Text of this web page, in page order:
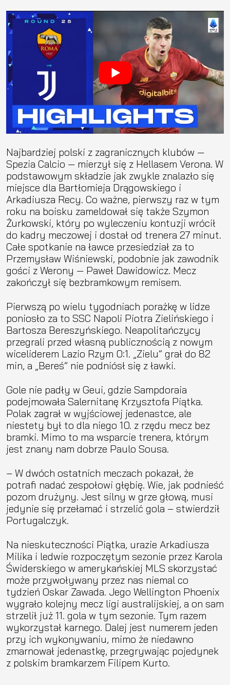
Najbardziej polski z zagranicznych klubów —
Spezia Calcio — mierzył się z Hellasem Verona. W
podstawowym składzie jak zwykle znalazło się
miejsce dla Bartłomieja Drągowskiego i
Arkadiusza Recy. Co ważne, pierwszy raz w tym
roku na boisku zameldował się także Szymon
Żurkowski, który po wyleczeniu kontuzji wrócił
do kadry meczowej i dostał od trenera 27 minut.
Całe spotkanie na ławce przesiedział za to
Przemysław Wiśniewski, podobnie jak zawodnik
gości z Werony — Paweł Dawidowicz. Mecz
zakończył się bezbramkowym remisem.
Pierwszą po wielu tygodniach porażkę w lidze
poniosło za to SSC Napoli Piotra Zielińskiego i
Bartosza Bereszyńskiego. Neapolitańczycy
przegrali przed własną publicznością z nowym
wiceliderem Lazio Rzym 0:1. „Zielu” grał do 82
min, a „Bereś” nie podniósł się z ławki.
Gole nie padły w Geui, gdzie Sampdoraia
podejmowała Salernitanę Krzysztofa Piątka.
Polak zagrał w wyjściowej jedenastce, ale
niestety był to dla niego 10. z rzędu mecz bez
bramki. Mimo to ma wsparcie trenera, którym
jest znany nam dobrze Paulo Sousa.
– W dwóch ostatnich meczach pokazał, że
potrafi nadać zespołowi głębię. Wie, jak podnieść
pozom drużyny. Jest silny w grze głową, musi
jedynie się przełamać i strzelić gola – stwierdził
Portugalczyk.
Na nieskuteczności Piątka, urazie Arkadiusza
Milika i ledwie rozpoczętym sezonie przez Karola
Świderskiego w amerykańskiej MLS skorzystać
może przywoływany przez nas niemal co
tydzień Oskar Zawada. Jego Wellington Phoenix
wygrało kolejny mecz ligi australijskiej, a on sam
strzelił już 11. gola w tym sezonie. Tym razem
wykorzystał karnego. Dalej jest numerem jeden
przy ich wykonywaniu, mimo że niedawno
zmarnował jedenastkę, przegrywając pojedynek
z polskim bramkarzem Filipem Kurto.